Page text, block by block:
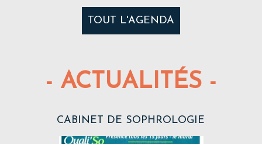
TOUT L'AGENDA
- ACTUALITÉS -
CABINET DE SOPHROLOGIE